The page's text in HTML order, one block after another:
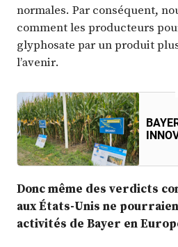
normales. Par conséquent,
comment les producteurs
glyphosate par un produit
l’avenir.
Donc même des verdicts
aux États-Unis ne
activités de Bayer en